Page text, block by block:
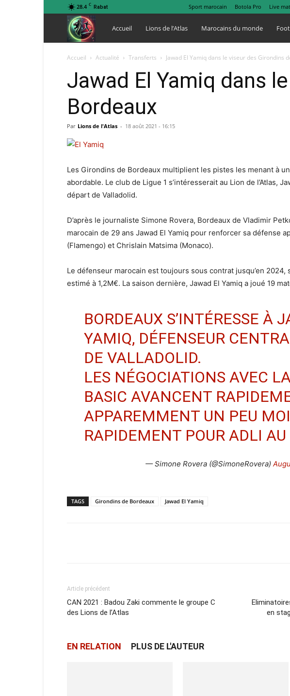
28.4 C Rabat Sport marocain Botola Pro Live
Lions
de
l
Atlas
Accueil Lions de l’Atlas Marocains du monde
Accueil Actualité Transferts Jawad El Yamiq dans le viseur des Girondins
Jawad El Yamiq dans
Bordeaux
Par Lions de l'Atlas - 18 août 2021 - 16:15
Les Girondins de Bordeaux multiplient les pistes les menant à
abordable. Le club de Ligue 1 s’intéresserait au Lion de l’Atlas,
départ de Valladolid.
D’après le journaliste Simone Rovera, Bordeaux de Vladimir
marocain de 29 ans Jawad El Yamiq pour renforcer sa défense
(Flamengo) et Chrislain Matsima (Monaco).
Le défenseur marocain est toujours sous contrat jusqu’en
estimé à 1,2M€. La saison dernière, Jawad El Yamiq a joué 19
BORDEAUX S’INTÉRESSE À
YAMIQ, DÉFENSEUR
DE VALLADOLID.
LES NÉGOCIATIONS AVEC
BASIC AVANCENT
APPAREMMENT UN PEU
RAPIDEMENT POUR ADLI
— Simone Rovera (@SimoneRovera)
TAGS Girondins de Bordeaux Jawad El Yamiq
Article précédent
CAN 2021 : Badou Zaki commente le groupe C
des Lions de l’Atlas
en
EN RELATION PLUS DE L'AUTEUR